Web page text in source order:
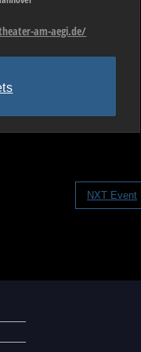
am-aegi.de/
NXT Event